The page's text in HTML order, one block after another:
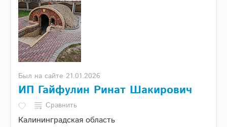
Был на сайте 21.01.2026
ИП Гайфулин Ринат Шакирович
Сравнить
Калининградская область